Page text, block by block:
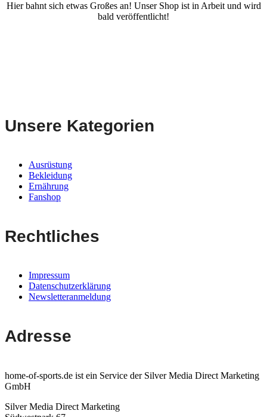
Hier bahnt sich etwas Großes an! Unser Shop ist in Arbeit und wird
bald veröffentlicht!
Unsere Kategorien
Ausrüstung
Bekleidung
Ernährung
Fanshop
Rechtliches
Impressum
Datenschutzerklärung
Newsletteranmeldung
Adresse
home-of-sports.de ist ein Service der Silver Media Direct Marketing
GmbH
Silver Media Direct Marketing